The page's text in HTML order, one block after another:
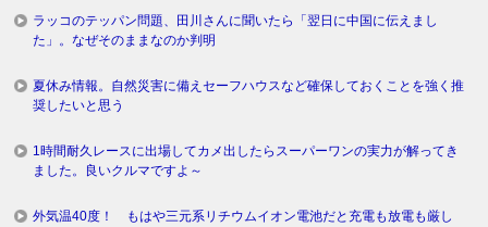
ラッコのテッパン問題、田川さんに聞いたら「翌日に中国に伝えまし
た」。なぜそのままなのか判明
夏休み情報。自然災害に備えセーフハウスなど確保しておくことを強く推
奨したいと思う
1時間耐久レースに出場してカメ出したらスーパーワンの実力が解ってき
ました。良いクルマですよ～
外気温40度！ もはや三元系リチウムイオン電池だと充電も放電も厳し